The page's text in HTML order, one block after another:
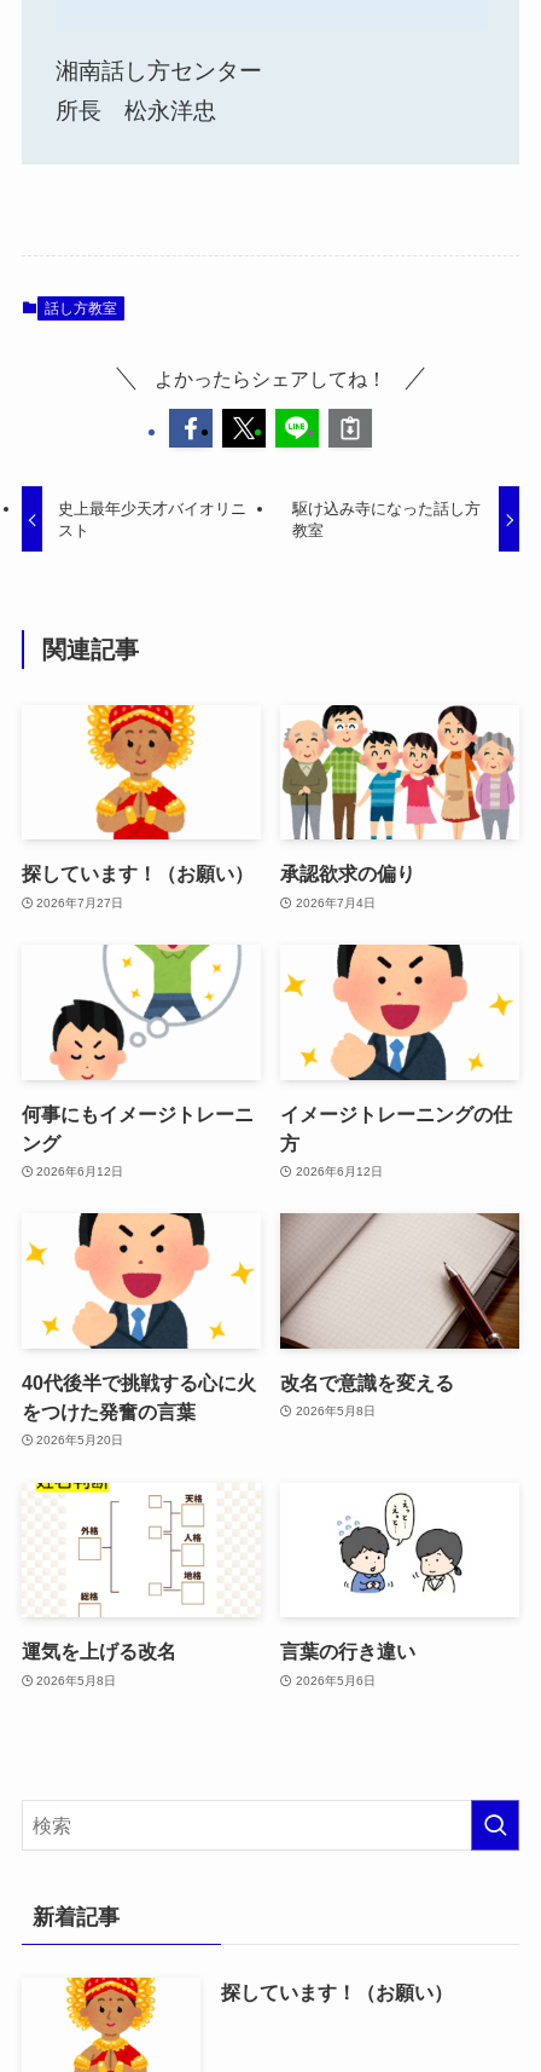
湘南話し方センター
所長 松永洋忠
話し方教室
よかったらシェアしてね！
史上最年少天才バイオリニ
スト
駆け込み寺になった話し方
教室
関連記事
探しています！（お願い）
2026年7月27日
承認欲求の偏り
2026年7月4日
何事にもイメージトレーニ
ング
2026年6月12日
イメージトレーニングの仕
方
2026年6月12日
40代後半で挑戦する心に火
をつけた発奮の言葉
2026年5月20日
改名で意識を変える
2026年5月8日
運気を上げる改名
2026年5月8日
言葉の行き違い
2026年5月6日
新着記事
探しています！（お願い）